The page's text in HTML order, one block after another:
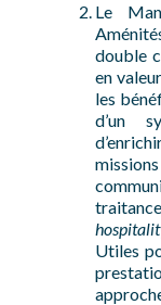
Le
double
en
les
d’un
Utiles